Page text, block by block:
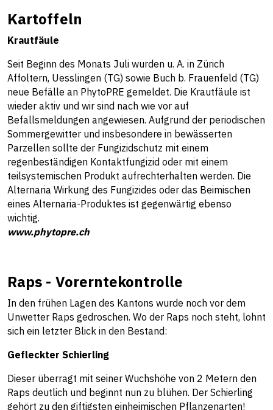
Kartoffeln
Krautfäule
Seit Beginn des Monats Juli wurden u. A. in Zürich
Affoltern, Uesslingen (TG) sowie Buch b. Frauenfeld (TG)
neue Befälle an PhytoPRE gemeldet. Die Krautfäule ist
wieder aktiv und wir sind nach wie vor auf
Befallsmeldungen angewiesen. Aufgrund der periodischen
Sommergewitter und insbesondere in bewässerten
Parzellen sollte der Fungizidschutz mit einem
regenbeständigen Kontaktfungizid oder mit einem
teilsystemischen Produkt aufrechterhalten werden. Die
Alternaria Wirkung des Fungizides oder das Beimischen
eines Alternaria-Produktes ist gegenwärtig ebenso
wichtig.
www.phytopre.ch
Raps - Vorerntekontrolle
In den frühen Lagen des Kantons wurde noch vor dem
Unwetter Raps gedroschen. Wo der Raps noch steht, lohnt
sich ein letzter Blick in den Bestand:
Gefleckter Schierling
Dieser überragt mit seiner Wuchshöhe von 2 Metern den
Raps deutlich und beginnt nun zu blühen. Der Schierling
gehört zu den giftigsten einheimischen Pflanzenarten!